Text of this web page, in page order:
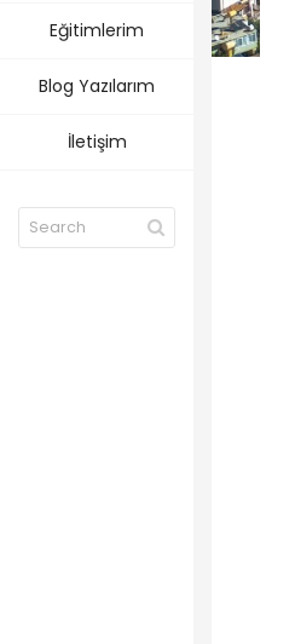
Eğitimlerim
Blog Yazılarım
İletişim